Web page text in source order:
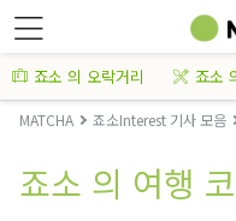
죠소 의 오락거리 죠소
MATCHA 죠소Interest 기사 모음
죠소 의 여행